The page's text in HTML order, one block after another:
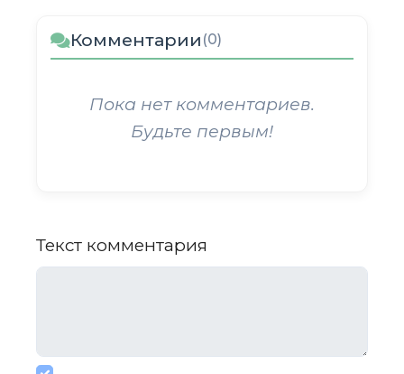
Комментарии (0)
Пока нет комментариев.
Будьте первым!
Текст комментария